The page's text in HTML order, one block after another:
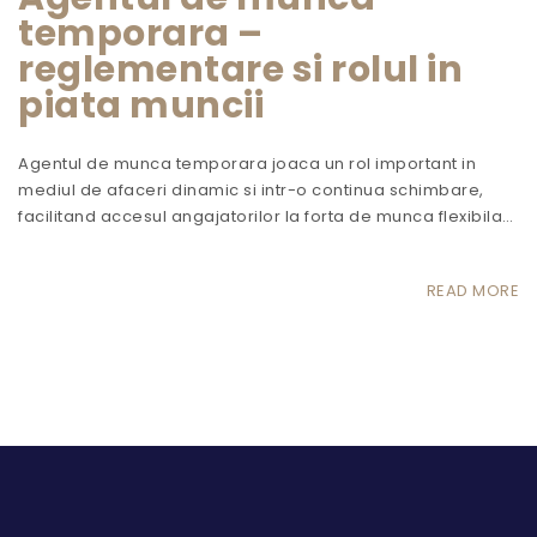
temporara –
reglementare si rolul in
piata muncii
Agentul de munca temporara joaca un rol important in
mediul de afaceri dinamic si intr-o continua schimbare,
facilitand accesul angajatorilor la forta de munca flexibila…
READ MORE